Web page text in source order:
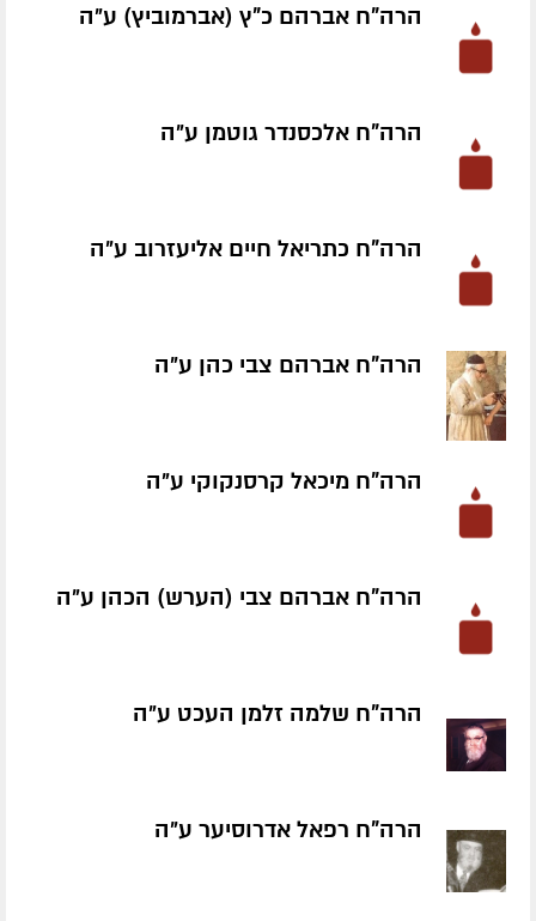
הרה"ח אברהם כ"ץ (אברמוביץ) ע״ה
הרה"ח אלכסנדר גוטמן ע״ה
הרה"ח כתריאל חיים אליעזרוב ע״ה
הרה"ח אברהם צבי כהן ע״ה
הרה"ח מיכאל קרסנקוקי ע״ה
הרה"ח אברהם צבי (הערש) הכהן ע״ה
הרה"ח שלמה זלמן העכט ע״ה
הרה"ח רפאל אדרוסיער ע״ה